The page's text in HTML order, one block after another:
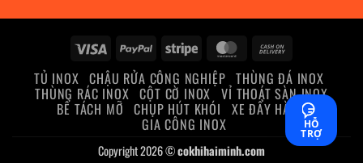
Visa PayPal Stripe MasterCard
Delivery
TỦ INOX CHẬU RỬA CÔNG NGHIỆP THÙNG ĐÁ INOX
THÙNG RÁC INOX CỘT CỜ INOX VỈ THOÁT SÀN INOX
BỂ TÁCH MỠ CHỤP HÚT KHÓI XE ĐẨY HÀNG
GIA CÔNG INOX
Copyright 2026 ©cokhihaiminh.com
HỖ
TRỢ